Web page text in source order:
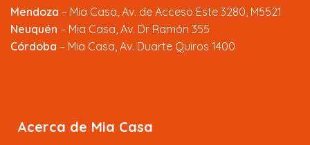
Mendoza – Mia Casa, Av. de Acceso Este 3280, M5521
Neuquén – Mia Casa, Av. Dr Ramón 355
Córdoba – Mia Casa, Av. Duarte Quiros 1400
Acerca de Mia Casa